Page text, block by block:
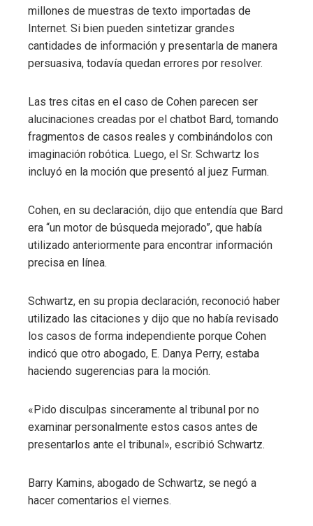
millones de muestras de texto importadas de
Internet. Si bien pueden sintetizar grandes
cantidades de información y presentarla de manera
persuasiva, todavía quedan errores por resolver.
Las tres citas en el caso de Cohen parecen ser
alucinaciones creadas por el chatbot Bard, tomando
fragmentos de casos reales y combinándolos con
imaginación robótica. Luego, el Sr. Schwartz los
incluyó en la moción que presentó al juez Furman.
Cohen, en su declaración, dijo que entendía que Bard
era “un motor de búsqueda mejorado”, que había
utilizado anteriormente para encontrar información
precisa en línea.
Schwartz, en su propia declaración, reconoció haber
utilizado las citaciones y dijo que no había revisado
los casos de forma independiente porque Cohen
indicó que otro abogado, E. Danya Perry, estaba
haciendo sugerencias para la moción.
«Pido disculpas sinceramente al tribunal por no
examinar personalmente estos casos antes de
presentarlos ante el tribunal», escribió Schwartz.
Barry Kamins, abogado de Schwartz, se negó a
hacer comentarios el viernes.